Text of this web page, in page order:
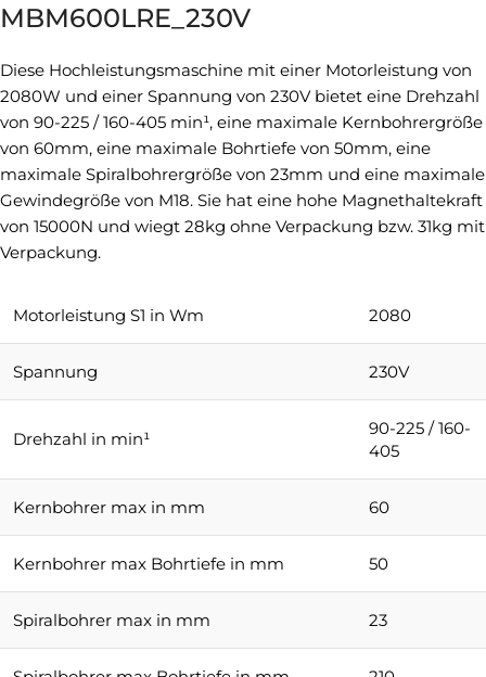
MBM600LRE_230V
Diese Hochleistungsmaschine mit einer Motorleistung von
2080W und einer Spannung von 230V bietet eine Drehzahl
von 90-225 / 160-405 min¹, eine maximale Kernbohrergröße
von 60mm, eine maximale Bohrtiefe von 50mm, eine
maximale Spiralbohrergröße von 23mm und eine maximale
Gewindegröße von M18. Sie hat eine hohe Magnethaltekraft
von 15000N und wiegt 28kg ohne Verpackung bzw. 31kg mit
Verpackung.
Motorleistung S1 in Wm 2080
Spannung 230V
Drehzahl in min¹
90-225 / 160-
405
Kernbohrer max in mm 60
Kernbohrer max Bohrtiefe in mm 50
Spiralbohrer max in mm 23